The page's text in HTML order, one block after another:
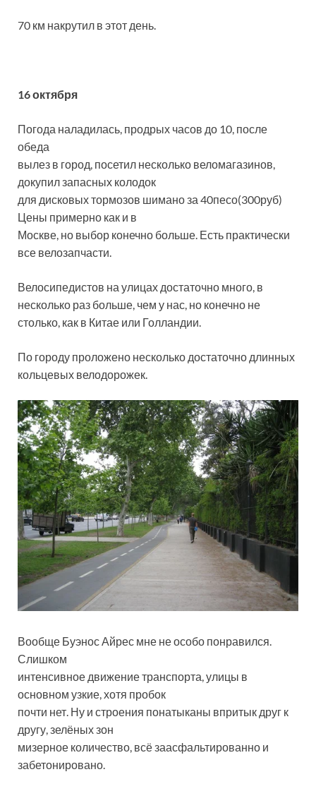
70 км накрутил в этот день.
16 октября
Погода наладилась, продрых часов до 10, после
обеда
вылез в город, посетил несколько веломагазинов,
докупил запасных колодок
для дисковых тормозов шимано за 40песо(300руб)
Цены примерно как и в
Москве, но выбор конечно больше. Есть практически
все велозапчасти.
Велосипедистов на улицах достаточно много, в
несколько раз больше, чем у нас, но конечно не
столько, как в Китае или Голландии.
По городу проложено несколько достаточно длинных
кольцевых велодорожек.
Вообще Буэнос Айрес мне не особо понравился.
Слишком
интенсивное движение транспорта, улицы в
основном узкие, хотя пробок
почти нет. Ну и строения понатыканы впритык друг к
другу, зелёных зон
мизерное количество, всё заасфальтированно и
забетонировано.